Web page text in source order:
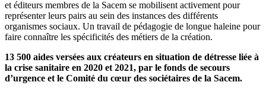
et éditeurs membres de la Sacem se mobilisent activement pour
représenter leurs pairs au sein des instances des différents
organismes sociaux. Un travail de pédagogie de longue haleine pour
faire connaître les spécificités des métiers de la création.
13 500 aides versées aux créateurs en situation de détresse liée à
la crise sanitaire en 2020 et 2021, par le fonds de secours
d’urgence et le Comité du cœur des sociétaires de la Sacem.